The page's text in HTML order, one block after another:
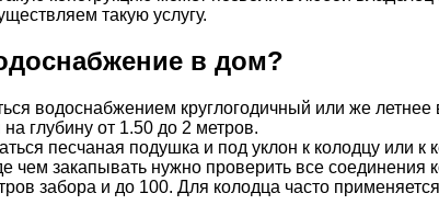
такую услугу.
в дом?
водоснабжением круглогодичный или же летнее
глубину от 1.50 до 2 метров.
песчаная подушка и под уклон к колодцу или к
чем закапывать нужно проверить все соединения
забора и до 100. Для колодца часто